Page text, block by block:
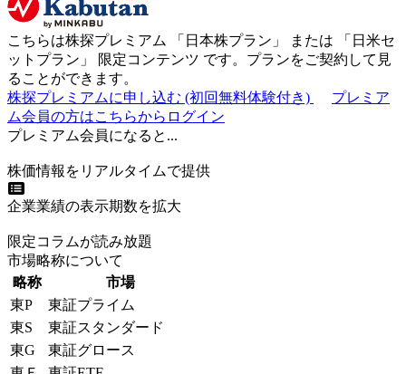
こちらは株探プレミアム 「 日本株プラン 」 または 「 日米セ
ットプラン 」 限定コンテンツ です。プランをご契約して見
ることができます。
株探プレミアムに申し込む (初回無料体験付き)
プレミア
ム会員の方はこちらからログイン
プレミアム会員になると...
株価情報をリアルタイムで提供
企業業績の表示期数を拡大
限定コラムが読み放題
市場略称について
略称
市場
東P
東証プライム
東S
東証スタンダード
東G
東証グロース